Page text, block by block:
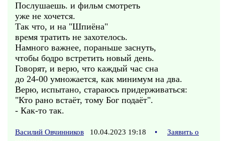
Послушаешь. и фильм смотреть
уже не хочется.
Так что, и на "Шпиёна"
время тратить не захотелось.
Намного важнее, пораньше заснуть,
чтобы бодро встретить новый день.
Говорят, и верю, что каждый час сна
до 24-00 умножается, как минимум на два.
Верю, испытано, стараюсь придерживаться:
"Кто рано встаёт, тому Бог подаёт".
- Как-то так.
Василий Овчинников 10.04.2023 19:18 •
Заявить о